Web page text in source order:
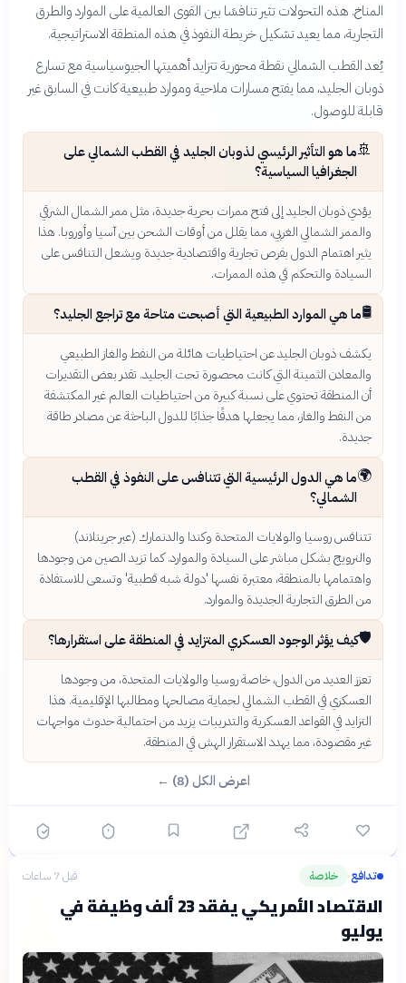
المناخ. هذه التحولات تثير تنافسًا بين القوى العالمية على الموارد والطرق
التجارية، مما يعيد تشكيل خريطة النفوذ في هذه المنطقة الاستراتيجية.
يُعد القطب الشمالي نقطة محورية تتزايد أهميتها الجيوسياسية مع تسارع
ذوبان الجليد، مما يفتح مسارات ملاحية وموارد طبيعية كانت في السابق غير
قابلة للوصول.
🚢ما هو التأثير الرئيسي لذوبان الجليد في القطب الشمالي على
الجغرافيا السياسية؟
يؤدي ذوبان الجليد إلى فتح ممرات بحرية جديدة، مثل ممر الشمال الشرقي
والممر الشمالي الغربي، مما يقلل من أوقات الشحن بين آسيا وأوروبا. هذا
يثير اهتمام الدول بفرص تجارية واقتصادية جديدة ويشعل التنافس على
السيادة والتحكم في هذه الممرات.
🛢️ما هي الموارد الطبيعية التي أصبحت متاحة مع تراجع الجليد؟
يكشف ذوبان الجليد عن احتياطيات هائلة من النفط والغاز الطبيعي
والمعادن الثمينة التي كانت محصورة تحت الجليد. تقدر بعض التقديرات
أن المنطقة تحتوي على نسبة كبيرة من احتياطيات العالم غير المكتشفة
من النفط والغاز، مما يجعلها هدفًا جذابًا للدول الباحثة عن مصادر طاقة
جديدة.
🌍ما هي الدول الرئيسية التي تتنافس على النفوذ في القطب
الشمالي؟
تتنافس روسيا والولايات المتحدة وكندا والدنمارك (عبر جرينلاند)
والنرويج بشكل مباشر على السيادة والموارد. كما تزيد الصين من وجودها
واهتمامها بالمنطقة، معتبرة نفسها 'دولة شبه قطبية' وتسعى للاستفادة
من الطرق التجارية الجديدة والموارد.
🛡️كيف يؤثر الوجود العسكري المتزايد في المنطقة على استقرارها؟
تعزز العديد من الدول، خاصة روسيا والولايات المتحدة، من وجودها
العسكري في القطب الشمالي لحماية مصالحها ومطالبها الإقليمية. هذا
التزايد في القواعد العسكرية والتدريبات يزيد من احتمالية حدوث مواجهات
غير مقصودة، مما يهدد الاستقرار الهش في المنطقة.
اعرض الكل (8) ←
تدافع› خلاصة قبل 7 ساعات
الاقتصاد الأمريكي يفقد 23 ألف وظيفة في
يوليو